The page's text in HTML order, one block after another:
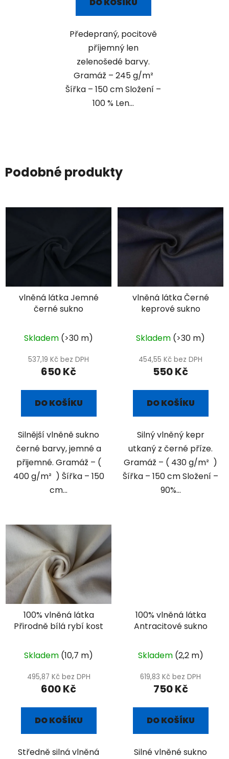
Předepraný, pocitově
příjemný len
zelenošedé barvy.
Gramáž – 245 g/m²
Šířka – 150 cm Složení –
100 % Len...
Podobné produkty
vlněná látka Jemné
černé sukno
Skladem (>30 m)
537,19 Kč bez DPH
650 Kč
DO KOŠÍKU
Silnější vlněně sukno
černé barvy, jemné a
přijemné. Gramáž – (
400 g/m² ) Šířka – 150
cm...
vlněná látka Černé
keprové sukno
Skladem (>30 m)
454,55 Kč bez DPH
550 Kč
DO KOŠÍKU
Silný vlněný kepr
utkaný z černé příze.
Gramáž – ( 430 g/m² )
Šířka – 150 cm Složení –
90%...
100% vlněná látka
Přirodně bílá rybí kost
Skladem (10,7 m)
495,87 Kč bez DPH
600 Kč
DO KOŠÍKU
Středně silná vlněná
100% vlněná látka
Antracitové sukno
Skladem (2,2 m)
619,83 Kč bez DPH
750 Kč
DO KOŠÍKU
Silné vlněné sukno